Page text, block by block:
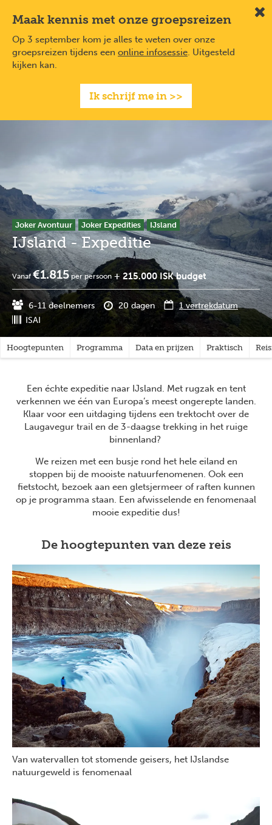
inhoud
gaan
Maak kennis met onze groepsreizen
Op 3 september kom je alles te weten over onze
groepsreizen tijdens een online infosessie. Uitgesteld
kijken kan.
Ik schrijf me in >>
Joker Avontuur Joker Expedities IJsland
IJsland - Expeditie
Vanaf €1.815per persoon + 215.000 ISK budget
6-11 deelnemers 20 dagen
1 vertrekdatum
ISAI
Hoogtepunten Programma Data en prijzen Praktisch
Een échte expeditie naar IJsland. Met rugzak en tent
verkennen we één van Europa’s meest ongerepte landen.
Klaar voor een uitdaging tijdens een trektocht over de
Laugavegur trail en de 3-daagse trekking in het ruige
binnenland?
We reizen met een busje rond het hele eiland en
stoppen bij de mooiste natuurfenomenen. Ook een
fietstocht, bezoek aan een gletsjermeer of raften kunnen
op je programma staan. Een afwisselende en fenomenaal
mooie expeditie dus!
De hoogtepunten van deze reis
Van watervallen tot stomende geisers, het IJslandse
natuurgeweld is fenomenaal
screen
Close